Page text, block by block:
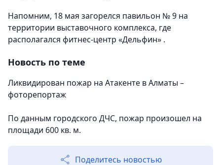
Напомним, 18 мая загорелся павильон № 9 на
территории выставочного комплекса, где
располагался фитнес-центр «Дельфин» .
Новость по теме
Ликвидирован пожар на Атакенте в Алматы –
фоторепортаж
По данным городского ДЧС, пожар произошел на
площади 600 кв. м.
Поделитесь новостью